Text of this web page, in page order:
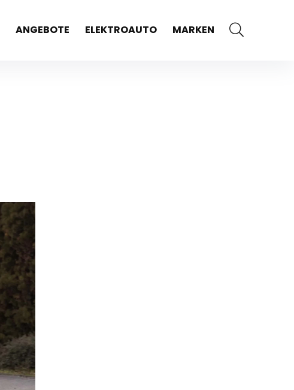
ANGEBOTE ELEKTROAUTO MARKEN